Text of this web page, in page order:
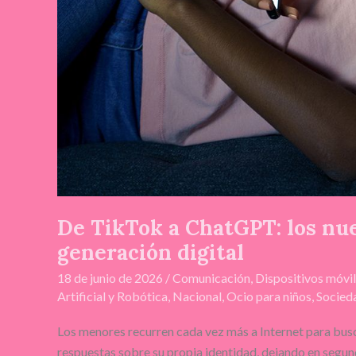
De TikTok a ChatGPT: los
generación digital
18 de junio de 2026 /Comunicación, Dispositivos
Artificial y Robótica, Nacional,Ocio para niños,
Los menores recurren cada vez más a Internet para
respuestas sobre su propia identidad, dejando en